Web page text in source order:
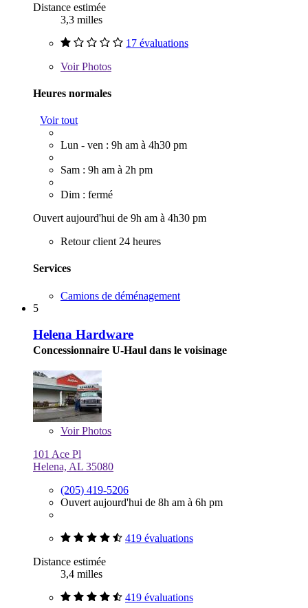
Distance estimée
3,3 milles
17 évaluations
VoirPhotos
Heures normales
Voir tout
Lun - ven : 9h am à 4h30 pm
Sam : 9h am à 2h pm
Dim : fermé
Ouvert aujourd'hui de 9h am à 4h30 pm
Retour client 24 heures
Services
Camions de déménagement
5
Helena Hardware
Concessionnaire U-Haul dans le voisinage
VoirPhotos
101 Ace Pl
Helena, AL 35080
(205) 419-5206
Ouvert aujourd'hui de 8h am à 6h pm
419 évaluations
Distance estimée
3,4 milles
419 évaluations